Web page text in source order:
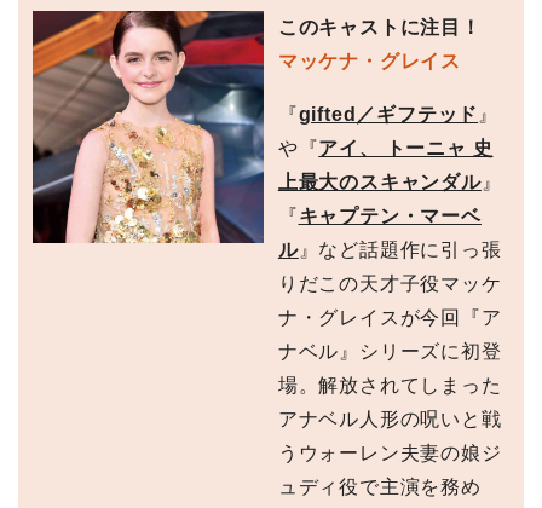
このキャストに注目！
マッケナ・グレイス
『gifted／ギフテッド 』
や『アイ、 トーニャ 史
上最大のスキャンダル』
『キャプテン・マーベ
ル』など話題作に引っ張
りだこの天才子役マッケ
ナ・グレイスが今回『ア
ナベル』シリーズに初登
場。解放されてしまった
アナベル人形の呪いと戦
うウォーレン夫妻の娘ジ
ュディ役で主演を務め